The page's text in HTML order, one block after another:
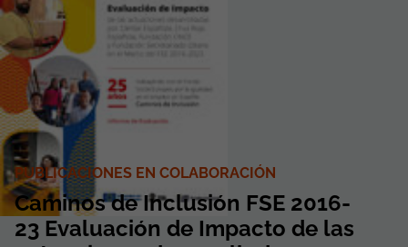
PUBLICACIONES EN COLABORACIÓN
Caminos de Inclusión FSE 2016-
23 Evaluación de Impacto de las